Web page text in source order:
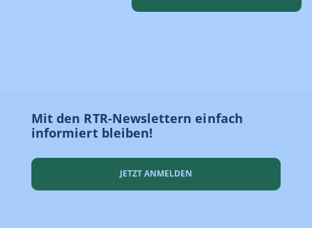
Mit den RTR-Newslettern einfach
informiert bleiben!
JETZT ANMELDEN